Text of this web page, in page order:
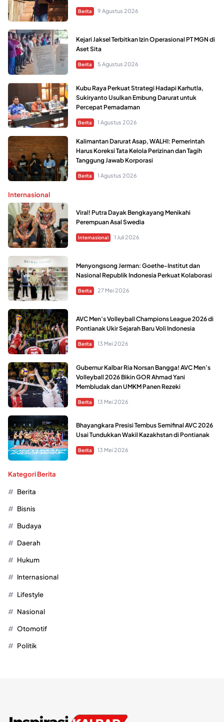
Berita 9 Agustus 2026
Kejari Jaksel Terbitkan Izin Operasional PT MGN di
Aset Sita
Berita 5 Agustus 2026
Kubu Raya Perkuat Strategi Hadapi Karhutla,
Sukiryanto Usulkan Embung Darurat untuk
Percepat Pemadaman
Berita 1 Agustus 2026
Kalimantan Darurat Asap, WALHI: Pemerintah
Harus Koreksi Tata Kelola Perizinan dan Tagih
Tanggung Jawab Korporasi
Berita 1 Agustus 2026
Internasional
Viral! Putra Dayak Bengkayang Menikahi
Perempuan Asal Swedia
Internasional 1 Juli 2026
Menyongsong Jerman: Goethe-Institut dan
Nasional Republik Indonesia Perkuat Kolaborasi
Berita 27 Mei 2026
AVC Men’s Volleyball Champions League 2026 di
Pontianak Ukir Sejarah Baru Voli Indonesia
Berita 13 Mei 2026
Gubernur Kalbar Ria Norsan Bangga! AVC Men’s
Volleyball 2026 Bikin GOR Ahmad Yani
Membludak dan UMKM Panen Rezeki
Berita 13 Mei 2026
Bhayangkara Presisi Tembus Semifinal AVC 2026
Usai Tundukkan Wakil Kazakhstan di Pontianak
Berita 13 Mei 2026
Kategori Berita
Berita
Bisnis
Budaya
Daerah
Hukum
Internasional
Lifestyle
Nasional
Otomotif
Politik